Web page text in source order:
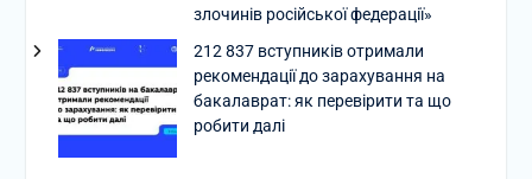
злочинів російської федерації»
212 837 вступників отримали
рекомендації до зарахування на
бакалаврат: як перевірити та що
робити далі